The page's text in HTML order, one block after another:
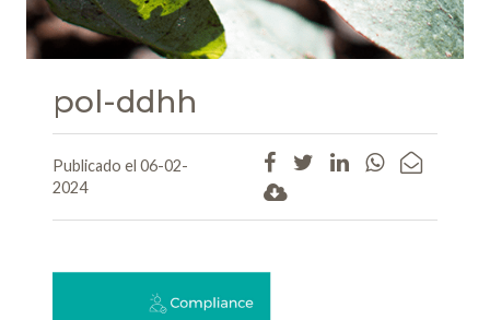
pol-ddhh
Publicado el 06-02-
2024